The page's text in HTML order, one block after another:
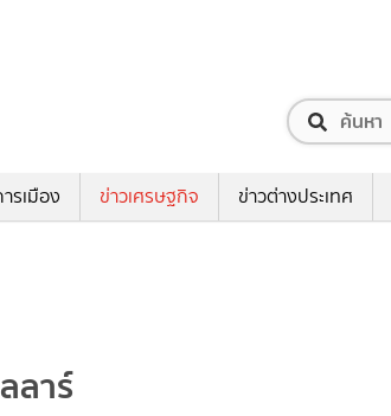
รเมือง ข่าวเศรษฐกิจ ข่าวต่างประเทศ
ลาร์